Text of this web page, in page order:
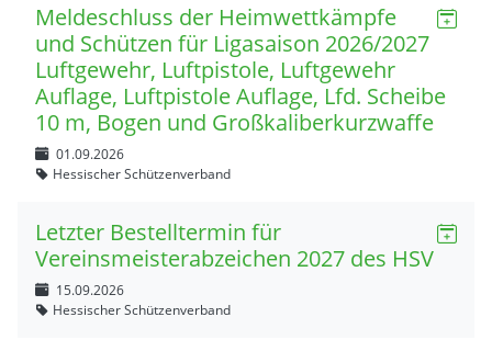
Meldeschluss der Heimwettkämpfe
und Schützen für Ligasaison 2026/2027
Luftgewehr, Luftpistole, Luftgewehr
Auflage, Luftpistole Auflage, Lfd. Scheibe
10 m, Bogen und Großkaliberkurzwaffe
01.09.2026
Hessischer Schützenverband
Letzter Bestelltermin für
Vereinsmeisterabzeichen 2027 des HSV
15.09.2026
Hessischer Schützenverband